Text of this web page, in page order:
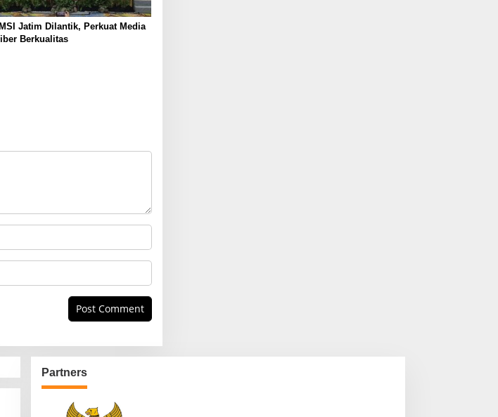
Jatim Dilantik, Perkuat Media
Berkualitas
Partners